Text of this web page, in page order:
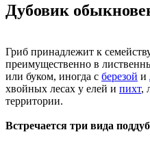
Дубовик
Гриб принадлежит к
преимущественно в
или буком, иногда с березой и
хвойных лесах у елей и пихт,
территории.
Встречается три вида